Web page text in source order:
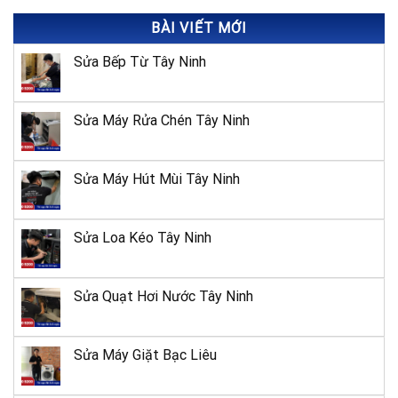
– Dĩ An
Dĩ An, KP Nhị Đồng
2, TP Dĩ An, Bình
205 Trần Phú, P.
Bình Phước
06 Trần Phú,
Xoài, Bình
20 Bình Định
259 Đống Đa, P. Thị
Nại, TP. Quy Nhơn,
21
09 Võ Thị
8, TP. Bạc
Liêu
BÀI VIẾT MỚI
Sửa Bếp Từ Tây Ninh
Sửa Máy Rửa Chén Tây Ninh
Sửa Máy Hút Mùi Tây Ninh
Sửa Loa Kéo Tây Ninh
Sửa Quạt Hơi Nước Tây Ninh
Sửa Máy Giặt Bạc Liêu